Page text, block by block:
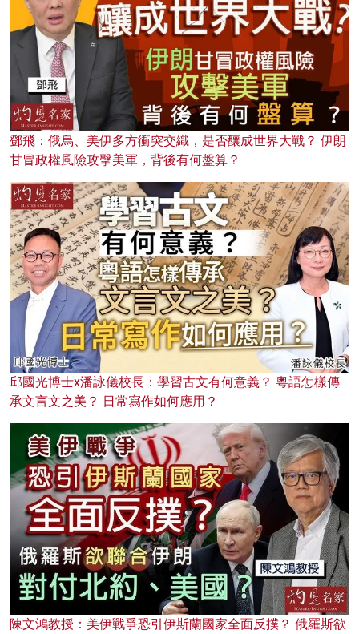
鄧飛：俄烏、美伊多方衝突交織，是否釀成世界大戰？ 伊朗
甘冒政權風險攻擊美軍，背後有何盤算？
邱國光博士x潘詠儀校長：學習古文有何意義？ 粵語怎樣傳
承文言文之美？ 日常寫作如何應用？
陳文鴻教授：美伊戰爭恐引伊斯蘭國家全面反撲？ 俄羅斯欲